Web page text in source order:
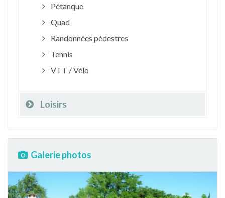
Pétanque
Quad
Randonnées pédestres
Tennis
VTT / Vélo
Loisirs
Galerie photos